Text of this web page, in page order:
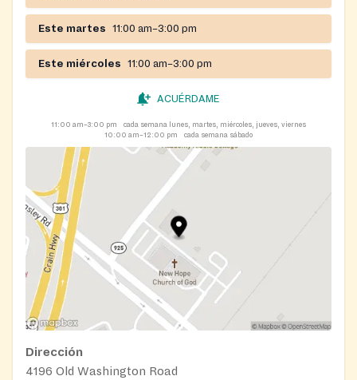
Este martes 11:00 am–3:00 pm
Este miércoles 11:00 am–3:00 pm
ACUÉRDAME
11:00 am–3:00 pm
cada semana lunes, martes, miércoles, jueves, viernes
10:00 am–12:00 pm
cada semana sábado
Dirección
4196 Old Washington Road